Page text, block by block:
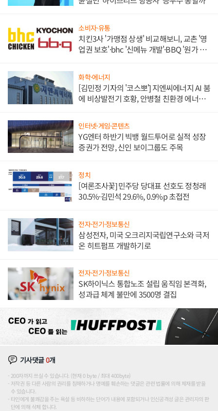
소비자·유통
치킨3사 '가맹점 상생' 비교해보니, 교촌 '영
업권 보호'·bhc '신메뉴 개발'·BBQ '원가 부
화학·에너지
[김민정 기자의 '코스뽀'] 지엔씨에너지 AI 붐
에 비상발전기 호황, 안병철 친환경 에너지
인터넷·게임·콘텐츠
YG엔터 하반기 빅뱅 월드투어로 실적 성장
증권가 전망, 신인 보이그룹도 주목
정치
[여론조사꽃] 민주당 당대표 선호도 정청래
30.5%·김민석 29.6%, 0.9%p 초접전
전자·전기·정보통신
삼성전자, 미국 오크리지국립연구소와 극저
온 히트펌프 개발하기로
전자·전기·정보통신
SK하이닉스 통합노조 설립 움직임 본격화,
성과급 체계 불만에 3500명 결집
기사댓글0개
200자까지 쓰실 수 있습니다. (현재 0 byte / 최대 400byte)
저작권 등 다른 사람의 권리를 침해하거나 명예를 훼손하는 댓글은 관련 법률에 의해 제재를 받을
수 있습니다.
타인에게 불쾌감을 주는 욕설 등 비하하는 단어가 내용에 포함되거나 인신공격성 글은 관리자의 판
단에 의해 삭제 합니다.